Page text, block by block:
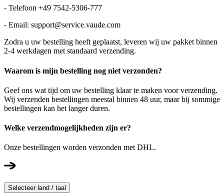
- Telefoon +49 7542-5306-777
- Email: support@service.vaude.com
Zodra u uw bestelling heeft geplaatst, leveren wij uw pakket binnen
2-4 werkdagen met standaard verzending.
Waarom is mijn bestelling nog niet verzonden?
Geef ons wat tijd om uw bestelling klaar te maken voor verzending.
Wij verzenden bestellingen meestal binnen 48 uur, maar bij sommige
bestellingen kan het langer duren.
Welke verzendmogelijkheden zijn er?
Onze bestellingen worden verzonden met DHL.
Selecteer land / taal